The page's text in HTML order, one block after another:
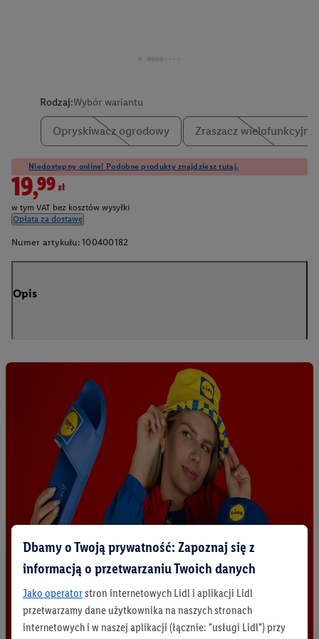
Rodzaj:Wybór wariantu
Opryskiwacz ogrodowy Zraszacz wielofunkcyjny
Niedostępny online! Podobne produkty znajdziesz tutaj.
19,99zł
w tym VAT bez kosztów wysyłki
Opłata za dostawę
Numer artykułu: 100400182
Opis
Dbamy o Twoją prywatność: Zapoznaj się z
informacją o przetwarzaniu Twoich danych
Jako operatorstron internetowych Lidl i aplikacji Lidl
przetwarzamy dane użytkownika na naszych stronach
internetowych i w naszej aplikacji (łącznie: "usługi Lidl") przy